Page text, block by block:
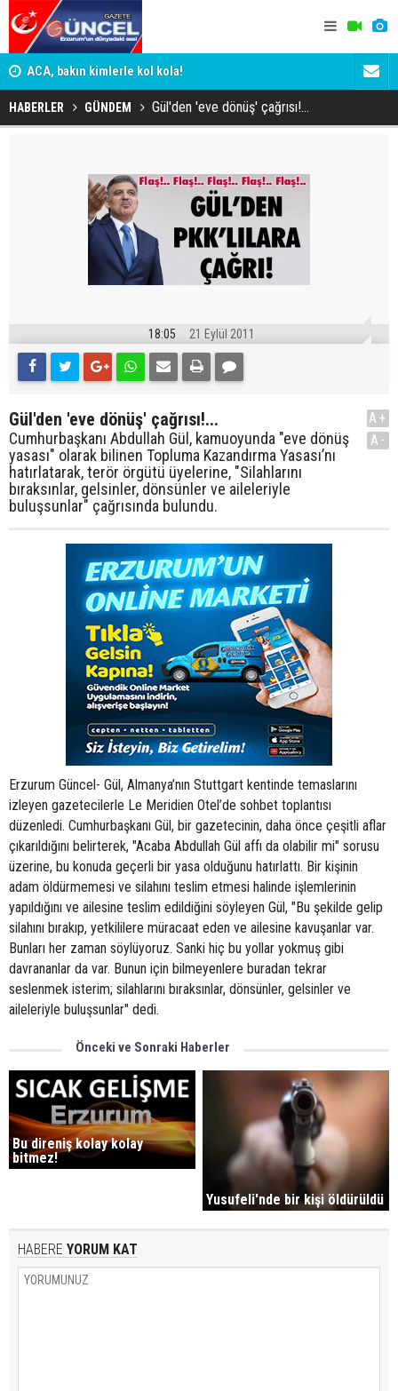
ACA, bakın kimlerle kol kola!
HABERLER GÜNDEM Gül'den 'eve dönüş' çağrısı!...
18:05 21 Eylül 2011
Gül'den 'eve dönüş' çağrısı!...
Cumhurbaşkanı Abdullah Gül, kamuoyunda "eve dönüş
yasası" olarak bilinen Topluma Kazandırma Yasası’nı
hatırlatarak, terör örgütü üyelerine, "Silahlarını
bıraksınlar, gelsinler, dönsünler ve aileleriyle
buluşsunlar" çağrısında bulundu.
A+
A-
Erzurum Güncel- Gül, Almanya’nın Stuttgart kentinde temaslarını
izleyen gazetecilerle Le Meridien Otel’de sohbet toplantısı
düzenledi. Cumhurbaşkanı Gül, bir gazetecinin, daha önce çeşitli aflar
çıkarıldığını belirterek, "Acaba Abdullah Gül affı da olabilir mi" sorusu
üzerine, bu konuda geçerli bir yasa olduğunu hatırlattı. Bir kişinin
adam öldürmemesi ve silahını teslim etmesi halinde işlemlerinin
yapıldığını ve ailesine teslim edildiğini söyleyen Gül, "Bu şekilde gelip
silahını bırakıp, yetkililere müracaat eden ve ailesine kavuşanlar var.
Bunları her zaman söylüyoruz. Sanki hiç bu yollar yokmuş gibi
davrananlar da var. Bunun için bilmeyenlere buradan tekrar
seslenmek isterim; silahlarını bıraksınlar, dönsünler, gelsinler ve
aileleriyle buluşsunlar" dedi.
Önceki ve Sonraki Haberler
Bu direniş kolay kolay
bitmez!
Yusufeli'nde bir kişi öldürüldü
HABERE YORUM KAT